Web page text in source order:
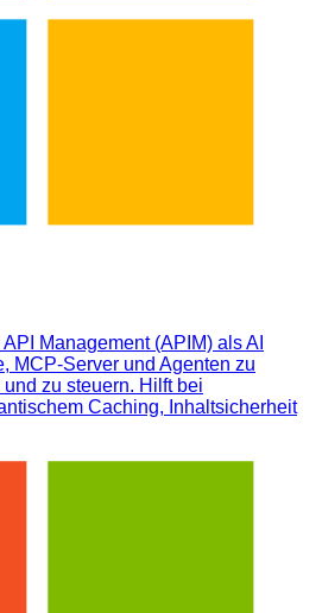
Management (APIM) als AI
MCP-Server und Agenten zu
zu steuern. Hilft bei
Caching, Inhaltsicherheit